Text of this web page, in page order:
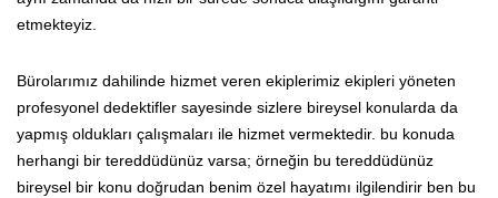
etmekteyiz.
Bürolarımız dahilinde hizmet veren ekiplerimiz ekipleri yöneten
profesyonel dedektifler sayesinde sizlere bireysel konularda da
yapmış oldukları çalışmaları ile hizmet vermektedir. bu konuda
herhangi bir tereddüdünüz varsa; örneğin bu tereddüdünüz
bireysel bir konu doğrudan benim özel hayatımı ilgilendirir ben bu